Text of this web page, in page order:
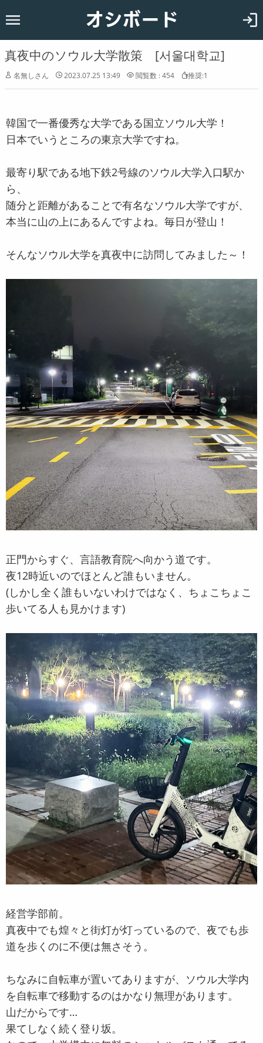
オシボード
真夜中のソウル大学散策 [서울대학교]
名無しさん 2023.07.25 13:49 閲覧数 : 454 推奨:1
韓国で一番優秀な大学である国立ソウル大学！
日本でいうところの東京大学ですね。
最寄り駅である地下鉄2号線のソウル大学入口駅か
ら、
随分と距離があることで有名なソウル大学ですが、
本当に山の上にあるんですよね。毎日が登山！
そんなソウル大学を真夜中に訪問してみました～！
正門からすぐ、言語教育院へ向かう道です。
夜12時近いのでほとんど誰もいません。
(しかし全く誰もいないわけではなく、ちょこちょこ
歩いてる人も見かけます)
経営学部前。
真夜中でも煌々と街灯が灯っているので、夜でも歩
道を歩くのに不便は無さそう。
ちなみに自転車が置いてありますが、ソウル大学内
を自転車で移動するのはかなり無理があります。
山だからです…
果てしなく続く登り坂。
韓国
恋愛
お知らせ